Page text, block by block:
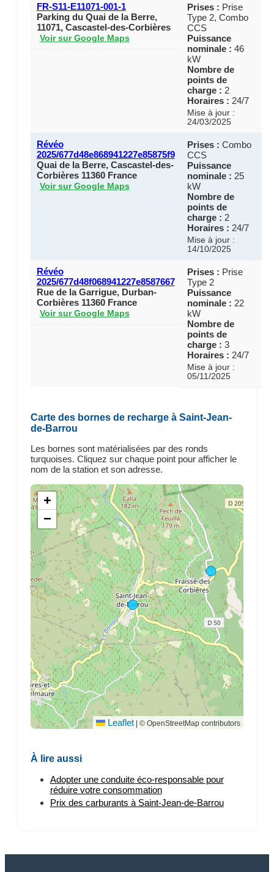
FR-S11-E11071-001-1
Parking du Quai de la Berre,
11071, Cascastel-des-Corbières
Voir sur Google Maps
Prises : Prise
Type 2, Combo
CCS
Puissance
nominale : 46
kW
Nombre de
points de
charge : 2
Horaires : 24/7
Mise à jour :
24/03/2025
Révéo
2025/677d48e868941227e85875f9
Quai de la Berre, Cascastel-des-
Corbières 11360 France
Voir sur Google Maps
Prises : Combo
CCS
Puissance
nominale : 25
kW
Nombre de
points de
charge : 2
Horaires : 24/7
Mise à jour :
14/10/2025
Révéo
2025/677d48f068941227e8587667
Rue de la Garrigue, Durban-
Corbières 11360 France
Voir sur Google Maps
Prises : Prise
Type 2
Puissance
nominale : 22
kW
Nombre de
points de
charge : 3
Horaires : 24/7
Mise à jour :
05/11/2025
Carte des bornes de recharge à Saint-Jean-
de-Barrou
Les bornes sont matérialisées par des ronds
turquoises. Cliquez sur chaque point pour afficher le
nom de la station et son adresse.
+
−
Leaflet | © OpenStreetMap contributors
À lire aussi
Adopter une conduite éco-responsable pour
réduire votre consommation
Prix des carburants à Saint-Jean-de-Barrou